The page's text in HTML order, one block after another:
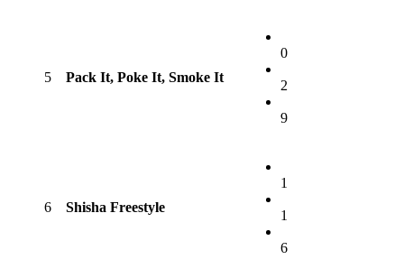
5 Pack It, Poke It, Smoke It
0
2
9
6 Shisha Freestyle
1
1
6